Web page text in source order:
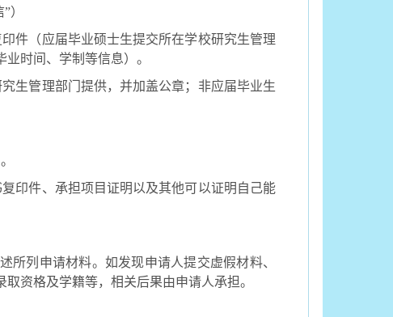
）
件（应届毕业硕士生提交所在学校研究生管理
时间、学制等信息）。
生管理部门提供，并加盖公章；非应届毕业生
印件、承担项目证明以及其他可以证明自己能
所列申请材料。如发现申请人提交虚假材料、
资格及学籍等，相关后果由申请人承担。